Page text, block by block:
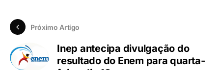
Próximo Artigo
Inep antecipa divulgação do
resultado do Enem para quarta-